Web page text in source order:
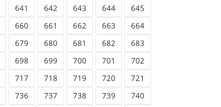
641 642 643 644
645
660 661 662 663
664
679 680 681 682
683
698 699 700 701
702
717 718 719 720
721
736 737 738 739
740